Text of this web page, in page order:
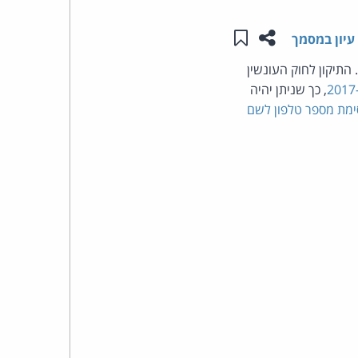
שתפו עמוד זה
שמור ב"תכנים שלי"
עיון במסמך
המוסיף לחוק עבירה של "איסור פרסום של הצעה לעיסוק בזנות" (סעיף 205ד). התיקון לחוק העונשין
, כך שניתן יהיה
מספר טלפון לשם